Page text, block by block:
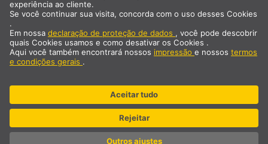
Internacional
PT
Portugal
* acrescido de 23% de IVA e custos de envio Preço exclusivo para
clientes profissionais/registados.
© SLV Germany 2026. All rights reserved